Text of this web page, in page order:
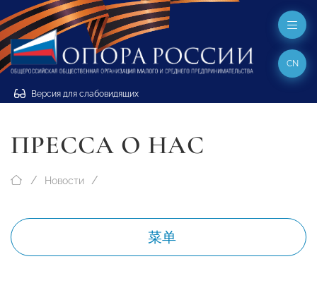
Версия для слабовидящих
CN
ПРЕССА О НАС
Новости
菜单